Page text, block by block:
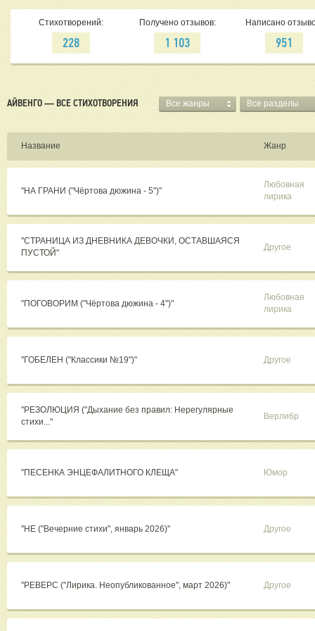
Стихотворений:
228
Получено отзывов:
1 103
Написано
951
АЙВЕНГО — ВСЕ СТИХОТВОРЕНИЯ Все жанры Все разделы
Название Жанр
"НА ГРАНИ ("Чёртова дюжина - 5")"
Любовная
лирика
"СТРАНИЦА ИЗ ДНЕВНИКА ДЕВОЧКИ, ОСТАВШАЯСЯ
ПУСТОЙ"
Другое
"ПОГОВОРИМ ("Чёртова дюжина - 4")"
Любовная
лирика
"ГОБЕЛЕН ("Классики №19")" Другое
"РЕЗОЛЮЦИЯ ("Дыхание без правил: Нерегулярные
стихи..."
Верлибр
"ПЕСЕНКА ЭНЦЕФАЛИТНОГО КЛЕЩА" Юмор
"НЕ ("Вечерние стихи", январь 2026)" Другое
"РЕВЕРС ("Лирика. Неопубликованное", март 2026)" Другое